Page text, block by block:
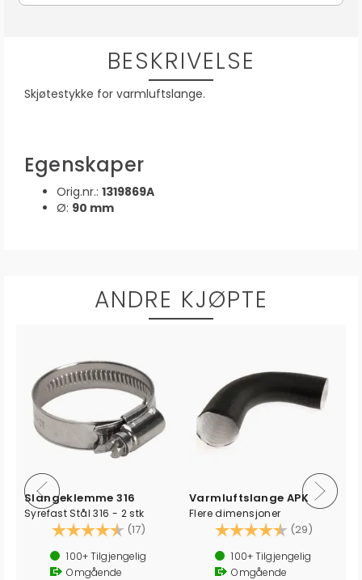
BESKRIVELSE
Skjøtestykke for varmluftslange.
Egenskaper
Orig.nr.: 1319869A
Ø: 90 mm
ANDRE KJØPTE
Slangeklemme 316
Syrefast Stål 316 - 2 stk
Karakter: (17) 4.4 av 5 mulige
100+Tilgjengelig
Omgående
Varmluftslange APK
Flere dimensjoner
Karakter: (29)
100+Tilgjengelig
Omgående